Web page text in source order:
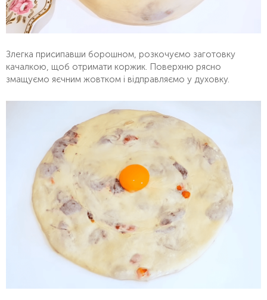
Злегка присипавши борошном, розкочуємо заготовку
качалкою, щоб отримати коржик. Поверхню рясно
змащуємо яєчним жовтком і відправляємо у духовку.